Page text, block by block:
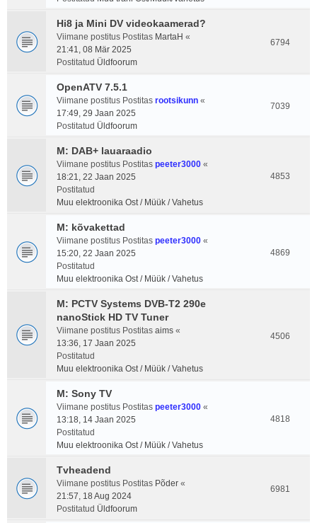
Hi8 ja Mini DV videokaamerad?
Viimane postitus Postitas MartaH «
21:41, 08 Mär 2025
Postitatud Üldfoorum
6794
OpenATV 7.5.1
Viimane postitus Postitas rootsikunn «
17:49, 29 Jaan 2025
Postitatud Üldfoorum
7039
M: DAB+ lauaraadio
Viimane postitus Postitas peeter3000 «
18:21, 22 Jaan 2025
Postitatud
Muu elektroonika Ost / Müük / Vahetus
4853
M: kõvakettad
Viimane postitus Postitas peeter3000 «
15:20, 22 Jaan 2025
Postitatud
Muu elektroonika Ost / Müük / Vahetus
4869
M: PCTV Systems DVB-T2 290e
nanoStick HD TV Tuner
Viimane postitus Postitas aims «
13:36, 17 Jaan 2025
Postitatud
Muu elektroonika Ost / Müük / Vahetus
4506
M: Sony TV
Viimane postitus Postitas peeter3000 «
13:18, 14 Jaan 2025
Postitatud
Muu elektroonika Ost / Müük / Vahetus
4818
Tvheadend
Viimane postitus Postitas Põder «
21:57, 18 Aug 2024
Postitatud Üldfoorum
6981